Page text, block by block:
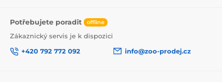
Potřebujete poradit offline
Zákaznický servis je k dispozici
+420 792 772 092
info@zoo-prodej.cz